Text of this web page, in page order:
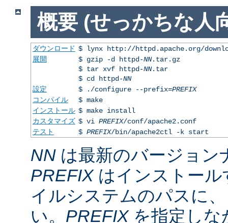
概要 (せっかちな人
ダウンロード $ lynx http://httpd.apache.org/
展開
$ gzip -d httpd-NN.tar.gz
$ tar xvf httpd-NN.tar
$ cd httpd-NN
設定
$ ./configure --prefix=PREFIX
コンパイル
$ make
インストール $ make install
カスタマイズ $ vi PREFIX/conf/apache2.conf
テスト
$ PREFIX/bin/apache2ctl -k start
NN は最新のバージョン
PREFIXはインストール
イルシステムのパスに
い。 PREFIXを指定しな